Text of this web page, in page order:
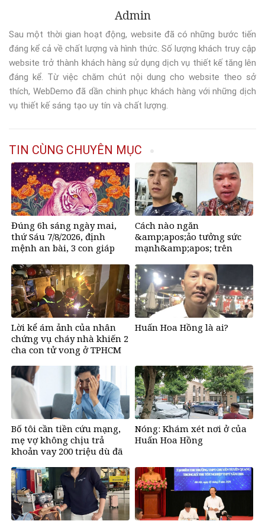
Admin
Sau một thời gian hoạt động, website đã có những bước tiến
đáng kể cả về chất lượng và hình thức. Số lượng khách truy cập
website trở thành khách hàng sử dụng dịch vụ thiết kế tăng lên
đáng kể. Từ việc chăm chút nội dung cho website theo sở
thích, WebDemo đã dần chinh phục khách hàng với những dịch
vụ thiết kế sáng tạo uy tín và chất lượng.
TIN CÙNG CHUYÊN MỤC
Đúng 6h sáng ngày mai,
thứ Sáu 7/8/2026, định
mệnh an bài, 3 con giáp
&amp;apos;cá chép hóa
rồng&amp;apos;, giàu có
lên bất chấp, số đỏ chót
như son
Cách nào ngăn
&amp;apos;ảo tưởng sức
mạnh&amp;apos; trên
tích cực?
Lời kể ám ảnh của nhân
chứng vụ cháy nhà khiến 2
cha con tử vong ở TPHCM
Huấn Hoa Hồng là ai?
Bố tôi cần tiền cứu mạng,
mẹ vợ không chịu trả
khoản vay 200 triệu dù đã
Nóng: Khám xét nơi ở của
Huấn Hoa Hồng